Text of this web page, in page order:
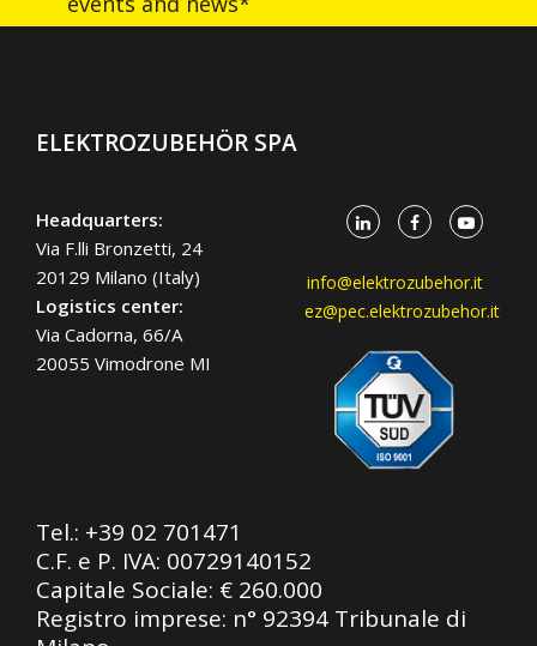
ELEKTROZUBEHÖR SPA
Headquarters:
Via F.lli Bronzetti, 24
20129 Milano (Italy)
Logistics center:
Via Cadorna, 66/A
20055 Vimodrone MI
info@elektrozubehor.it
ez@pec.elektrozubehor.it
Tel.: +39 02 701471
C.F. e P. IVA: 00729140152
Capitale Sociale: € 260.000
Registro imprese: n° 92394 Tribunale di